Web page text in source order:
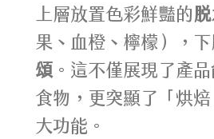
上層放置色彩鮮豔的
果、血橙、檸檬），
頌 。這不僅展現了產
食物，更突顯了「烘
大功能。